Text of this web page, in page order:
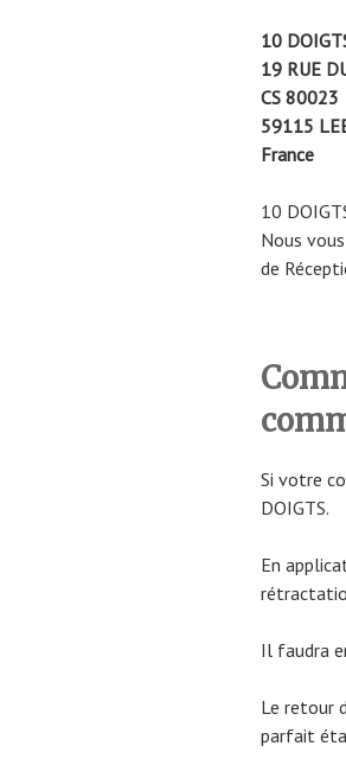
10
19 RUE
CS 80023
59115
France
10
Nous
de
Si votre
DOIGTS.
En
Il faudra
Le retour
parfait